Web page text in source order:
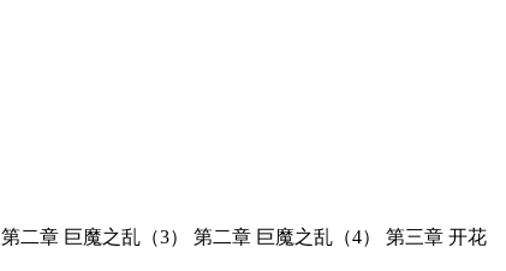
二章 巨魔之乱（3） 第二章 巨魔之乱（4） 第三章 开花